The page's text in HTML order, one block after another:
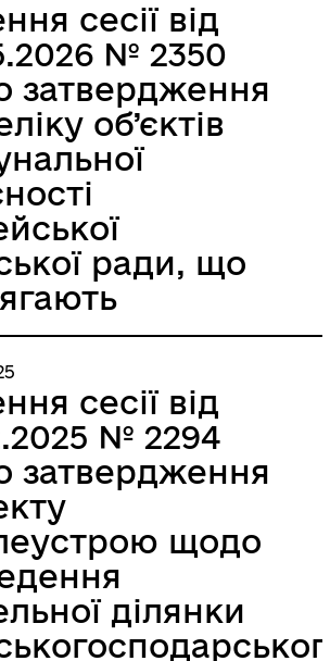
сесії від
№ 2350
затвердження
об’єктів
ради, що
у 2026
сесії від
№ 2294
затвердження
щодо
ділянки